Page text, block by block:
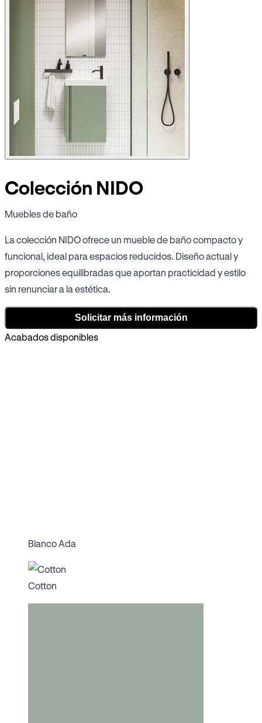
Colección NIDO
Muebles de baño
La colección NIDO ofrece un mueble de baño compacto y
funcional, ideal para espacios reducidos. Diseño actual y
proporciones equilibradas que aportan practicidad y estilo
sin renunciar a la estética.
Solicitar más información
Acabados disponibles
Blanco Ada
Cotton